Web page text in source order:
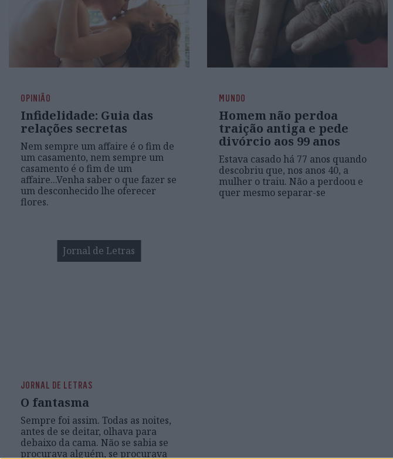
OPINIÃO
Infidelidade: Guia das
relações secretas
Nem sempre um affaire é o fim de
um casamento, nem sempre um
casamento é o fim de um
affaire...Venha saber o que fazer se
um desconhecido lhe oferecer
flores.
MUNDO
Homem não perdoa
traição antiga e pede
divórcio aos 99 anos
Estava casado há 77 anos quando
descobriu que, nos anos 40, a
mulher o traiu. Não a perdoou e
quer mesmo separar-se
Jornal de Letras
JORNAL DE LETRAS
O fantasma
Sempre foi assim. Todas as noites,
antes de se deitar, olhava para
debaixo da cama. Não se sabia se
procurava alguém, se procurava